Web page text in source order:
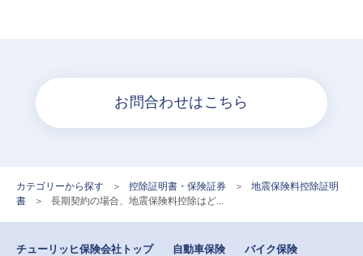
お問合わせはこちら
カテゴリーから探す > 控除証明書・保険証券 >
地震保険料控除証明
書
> 長期契約の場合、地震保険料控除はど...
チューリッヒ保険会社トップ 自動車保険 バイク保険